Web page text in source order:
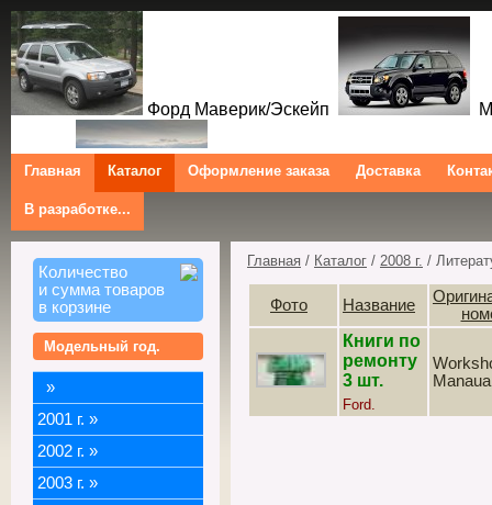
Форд Маверик/Эскейп
Трибют
Ford Maverick/Escape
Tribute Ford Kuga/Escape
Главная Каталог Оформление заказа Доставка
В разработке...
Количество
и сумма товаров
в корзине
Модельный год.
»
2001 г. »
2002 г. »
2003 г. »
Главная / Каталог / 2008 г. /
Фото Название
Книги по
ремонту
3 шт.
Ford.